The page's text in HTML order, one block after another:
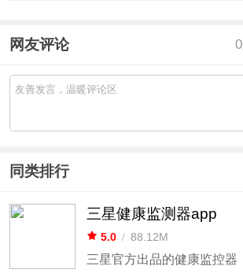
网友评论 0
同类排行
三星健康监测器app
5.0 / 88.12M
三星官方出品的健康监控器